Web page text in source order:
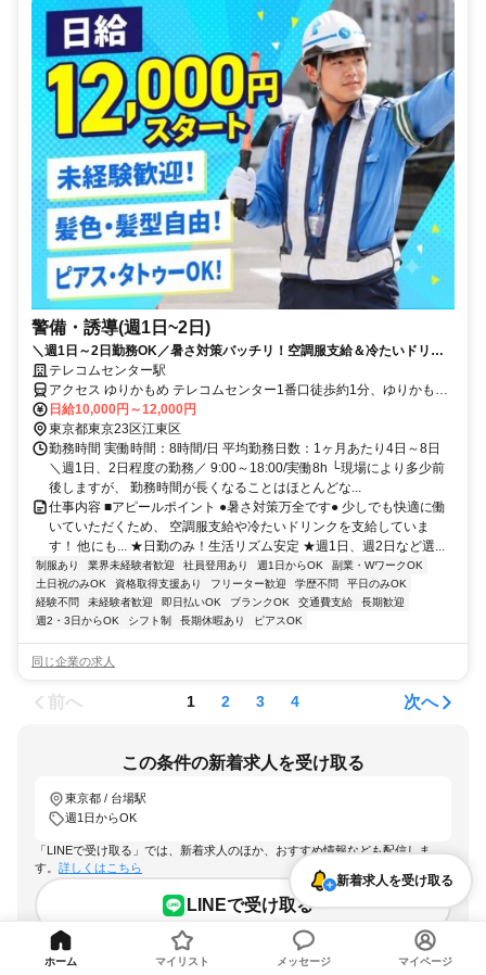
警備・誘導(週1日~2日)
＼週1日～2日勤務OK／暑さ対策バッチリ！空調服支給＆冷たいドリン
ク支給◎50代・60代活躍中【入社祝い金10万円】アルバイトでも安定収
入！未経験大歓迎！★日勤のみ警備★日払いOK★残業ほぼなし
テレコムセンター駅
アクセス ゆりかもめ テレコムセンター1番口徒歩約1分、ゆりかもめ
東京国際クルーズターミナル1番口徒歩約12分、ゆりかもめ 青海（東
京都）2番口徒歩約14分 テレコムセンター駅近く
日給10,000円～12,000円
東京都東京23区江東区
勤務時間 実働時間：8時間/日 平均勤務日数：1ヶ月あたり4日～8日
＼週1日、2日程度の勤務／ 9:00～18:00/実働8h └現場により多少前
後しますが、 勤務時間が長くなることはほとんどな...
仕事内容 ■アピールポイント ●暑さ対策万全です● 少しでも快適に働
いていただくため、 空調服支給や冷たいドリンクを支給していま
す！ 他にも... ★日勤のみ！生活リズム安定 ★週1日、週2日など選...
制服あり 業界未経験者歓迎 社員登用あり 週1日からOK
副業・WワークOK
土日祝のみOK
資格取得支援あり フリーター歓迎 学歴不問
平日のみOK
経験不問
未経験者歓迎 即日払いOK ブランクOK 交通費支給
長期歓迎
週2・3日からOK
シフト制 長期休暇あり ピアスOK
同じ企業の求人
前へ 1 2 3 4 次へ
この条件の新着求人を受け取る
東京都 / 台場駅
週1日からOK
「LINEで受け取る」では、新着求人のほか、おすすめ情報なども配信しま
す。 詳しくはこちら
LINEで受け取る
メールで受け取る
新着求人を受け取る
ホーム マイリスト メッセージ マイページ